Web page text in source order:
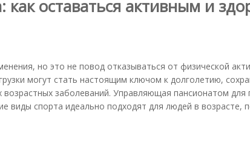
как оставаться активным и
но это не повод отказываться от физической
могут стать настоящим ключом к долголетию,
возрастных заболеваний. Управляющая пансионатом
виды спорта идеально подходят для людей в возрасте,